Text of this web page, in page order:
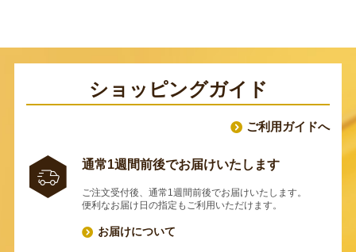
ショッピングガイド
ご利用ガイドへ
通常1週間前後でお届けいたします
ご注文受付後、通常1週間前後でお届けいたします。
便利なお届け日の指定もご利用いただけます。
お届けについて